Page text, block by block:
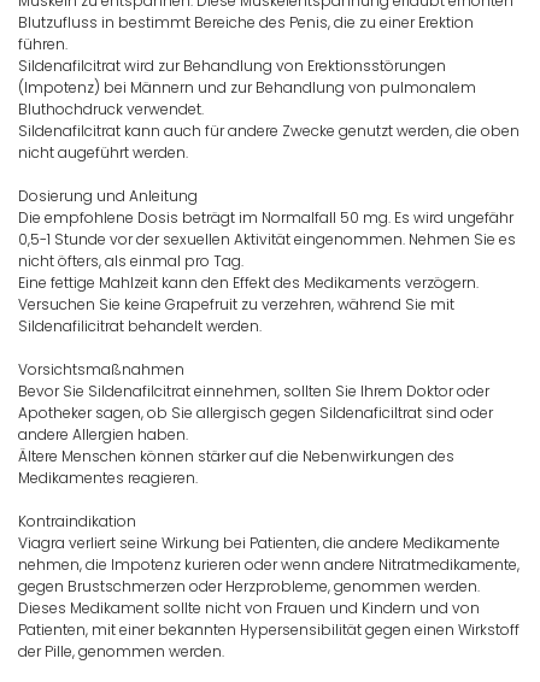
Blutzufluss in bestimmt Bereiche des Penis, die zu einer Erektion
führen.
Sildenafilcitrat wird zur Behandlung von Erektionsstörungen
(Impotenz) bei Männern und zur Behandlung von pulmonalem
Bluthochdruck verwendet.
Sildenafilcitrat kann auch für andere Zwecke genutzt werden, die oben
nicht augeführt werden.
Dosierung und Anleitung
Die empfohlene Dosis beträgt im Normalfall 50 mg. Es wird ungefähr
0,5-1 Stunde vor der sexuellen Aktivität eingenommen. Nehmen Sie es
nicht öfters, als einmal pro Tag.
Eine fettige Mahlzeit kann den Effekt des Medikaments verzögern.
Versuchen Sie keine Grapefruit zu verzehren, während Sie mit
Sildenafilicitrat behandelt werden.
Vorsichtsmaßnahmen
Bevor Sie Sildenafilcitrat einnehmen, sollten Sie Ihrem Doktor oder
Apotheker sagen, ob Sie allergisch gegen Sildenaficiltrat sind oder
andere Allergien haben.
Ältere Menschen können stärker auf die Nebenwirkungen des
Medikamentes reagieren.
Kontraindikation
Viagra verliert seine Wirkung bei Patienten, die andere Medikamente
nehmen, die Impotenz kurieren oder wenn andere Nitratmedikamente,
gegen Brustschmerzen oder Herzprobleme, genommen werden.
Dieses Medikament sollte nicht von Frauen und Kindern und von
Patienten, mit einer bekannten Hypersensibilität gegen einen Wirkstoff
der Pille, genommen werden.